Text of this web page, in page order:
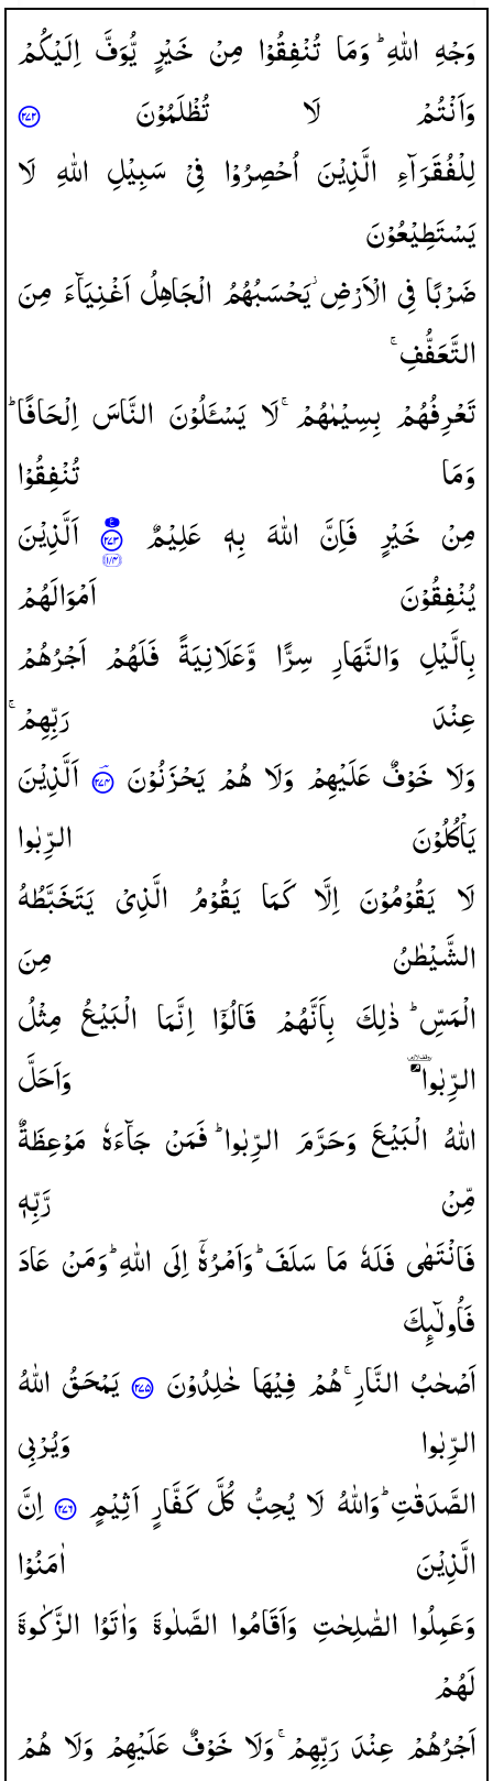
وَجْهِ اللّٰهِ ؕ وَمَا تُنْفِقُوْا مِنْ خَیْرٍ یُّوَفَّ اِلَیْكُمْ
وَاَنْتُمْ
لَا تُظْلَمُوْنَ
لِلْفُقَرَآءِ الَّذِیْنَ اُحْصِرُوْا فِیْ سَبِیْلِ اللّٰهِ لَا
یَسْتَطِیْعُوْنَ
ضَرْبًافِیالْاَرْضِ ؗیَحْسَبُهُمُالْجَاهِلُاَغْنِیَآءَمِنَ
التَّعَفُّفِ ۚ
تَعْرِفُهُمْ بِسِيْمٰهُمْۚ لَا یَسْـَٔلُوْنَ النَّاسَ اِلْحَافًا ؕ
وَمَا
تُنْفِقُوْا
مِنْ خَیْرٍ فَاِنَّ اللّٰهَ بِهٖ عَلِیْمٌ
اَلَّذِیْنَ
یُنْفِقُوْنَ
اَمْوَالَهُمْ
بِالَّیْلِ وَالنَّهَارِ سِرًّا وَّعَلَانِیَةً فَلَهُمْ اَجْرُهُمْ
عِنْدَ
رَبِّهِمْ ۚ
وَلَا خَوْفٌ عَلَیْهِمْ وَلَا هُمْیَحْزَنُوْنَ
اَلَّذِیْنَ
یَاْكُلُوْنَ
الرِّبٰوا
لَا یَقُوْمُوْنَ اِلَّا كَمَا یَقُوْمُ الَّذِیْ یَتَخَبَّطُهُ
الشَّیْطٰنُ
مِنَ
الْمَسِّ ؕ ذٰلِكَ بِاَنَّهُمْ قَالُوْۤا اِنَّمَا الْبَیْعُ مِثْلُ
الرِّبٰوا ۘ
وَاَحَلَّ
اللّٰهُ الْبَیْعَ وَحَرَّمَ الرِّبٰوا ؕ فَمَنْ جَآءَهٗ مَوْعِظَةٌ
مِّنْ
رَّبِّهٖ
فَانْتَهٰیفَلَهٗ مَاسَلَفَ ؕ وَاَمْرُهٗۤاِلَی اللّٰهِ ؕوَمَنْ عَادَ
فَاُولٰٓىِٕكَ
اَصْحٰبُ النَّارِ ۚهُمْفِیْهَاخٰلِدُوْنَ یَمْحَقُ اللّٰهُ
الرِّبٰوا
وَیُرْبِی
الصَّدَقٰتِ ؕوَاللّٰهُ لَایُحِبُّكُلَّكَفَّارٍاَثِیْمٍ
اِنَّ
الَّذِیْنَ
اٰمَنُوْا
وَعَمِلُوا الصّٰلِحٰتِ وَاَقَامُوا الصَّلٰوةَ وَاٰتَوُا الزَّكٰوةَ
لَهُمْ
اَجْرُهُمْ عِنْدَرَبِّهِمْ ۚ وَلَا خَوْفٌ عَلَیْهِمْوَلَا هُمْ